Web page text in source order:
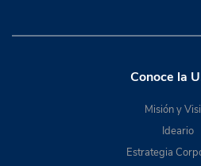
Conoce la
Misión y
Ideario
Estrategia